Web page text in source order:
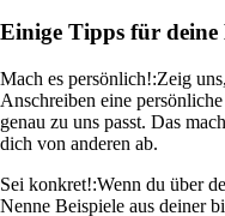
Einige Tipps für deine
Mach es persönlich!:Zeig
Anschreiben eine
genau zu uns passt. Das
dich von anderen ab.
Sei konkret!:Wenn du über
Nenne Beispiele aus deiner